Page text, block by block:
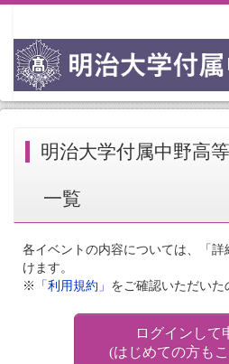
明治大学付属中野高
一覧
各イベントの内容については、「
けます。
※
「利用規約」 をご確認いただいた
ログインして
(はじめての方も